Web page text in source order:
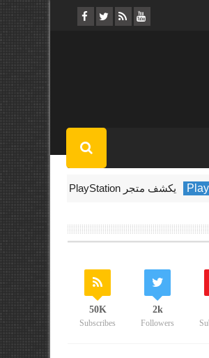
2k
Followers
50K
Subscribes